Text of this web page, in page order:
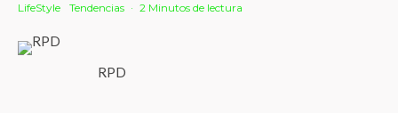
LifeStyle Tendencias · 2 Minutos de lectura
RPD